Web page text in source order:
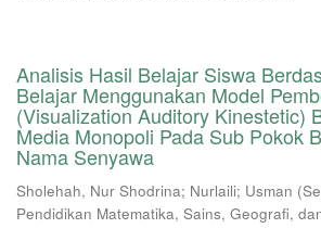
Analisis Hasil Belajar Siswa
Belajar Menggunakan Model
(Visualization Auditory Kinestetic)
Media Monopoli Pada Sub Pokok
Nama Senyawa
Sholehah, Nur Shodrina; Nurlaili; Usman (
Pendidikan Matematika, Sains, Geografi,